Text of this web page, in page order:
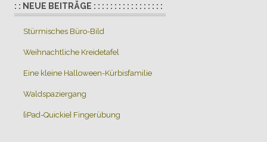
: : NEUE BEITRÄGE : : : : : : : : : : : : : : : : :
Stürmisches Büro-Bild
Weihnachtliche Kreidetafel
Eine kleine Halloween-Kürbisfamilie
Waldspaziergang
{iPad-Quickie} Fingerübung